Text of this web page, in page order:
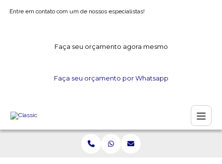
Entre em contato com um de nossos especialistas!
Faça seu orçamento agora mesmo
Faça seu orçamento por Whatsapp